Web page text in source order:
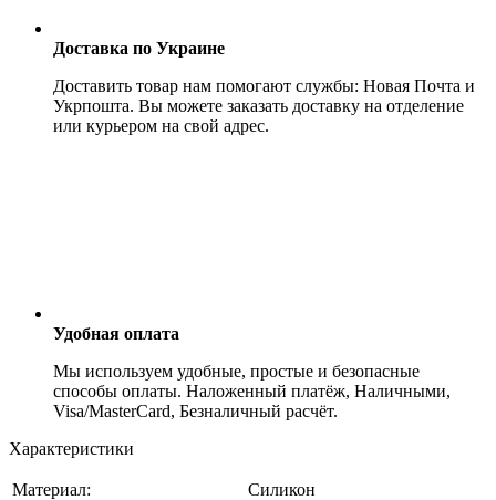
Доставка по Украине
Доставить товар нам помогают службы: Новая Почта и
Укрпошта. Вы можете заказать доставку на отделение
или курьером на свой адрес.
Удобная оплата
Мы используем удобные, простые и безопасные
способы оплаты. Наложенный платёж, Наличными,
Visa/MasterCard, Безналичный расчёт.
Характеристики
Материал:
Силикон